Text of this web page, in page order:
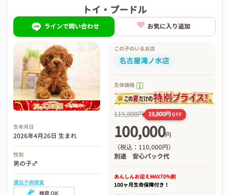
トイ・プードル
ラインで問い合わせ お気に入り追加
生年月日
2026年4月26日 生まれ
性別
男の子♂
遺伝子病検査
この子のいるお店
名古屋滝ノ水店
生体価格
119,800円 19,800円OFF
100,000円
（税込：110,000円）
別途 安心パック代
あんしんお迎えMAX70%割
100ヶ月生命保障付き！